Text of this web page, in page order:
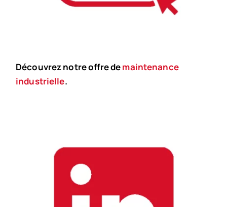
Découvrez notre offre demaintenance
industrielle.